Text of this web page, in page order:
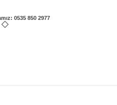
0535 850 2977